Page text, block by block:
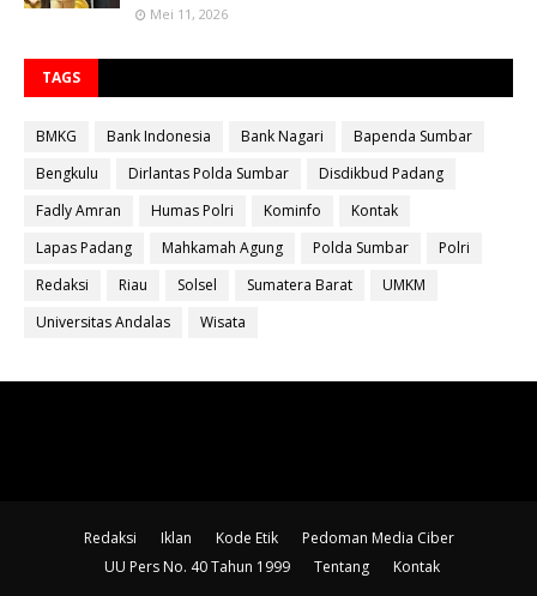
Mei 11, 2026
TAGS
BMKG Bank Indonesia Bank Nagari
Bapenda Sumbar
Bengkulu
Dirlantas Polda Sumbar
Disdikbud Padang
Fadly Amran
Humas Polri Kominfo
Kontak
Lapas Padang
Mahkamah Agung Polda Sumbar
Polri
Redaksi
Riau Solsel Sumatera Barat
UMKM
Universitas Andalas
Wisata
Redaksi Iklan Kode Etik
Pedoman Media Ciber
UU Pers No. 40 Tahun 1999
Tentang
Kontak